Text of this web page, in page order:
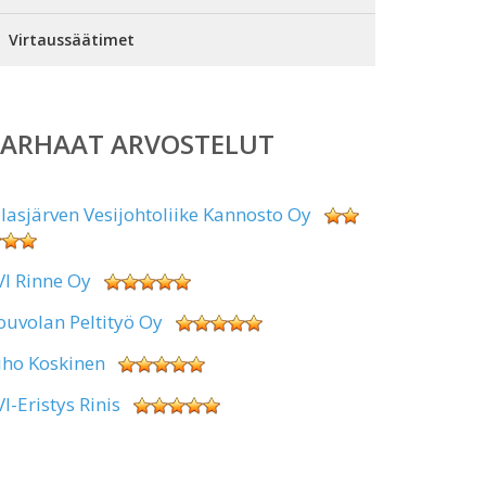
Virtaussäätimet
ARVOSTELUT
Vesijohtoliike Kannosto Oy
Rinne Oy
Peltityö Oy
Koskinen
Eristys Rinis